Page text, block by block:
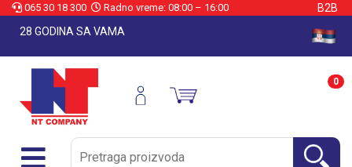
065 30 18 300 Radno vreme: 08:00 – 16:00
B2B
28 GODINA SA VAMA
0